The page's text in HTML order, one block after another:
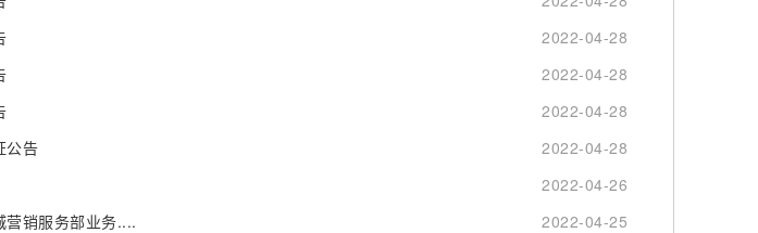
2022-04-28
2022-04-28
2022-04-28
公告
2022-04-28
2022-04-26
营销服务部业务....
2022-04-25